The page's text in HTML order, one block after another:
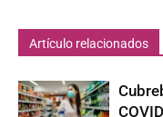
Artículo relacionados